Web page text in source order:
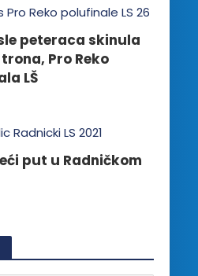
peteraca skinula
Pro Reko
LŠ
put u Radničkom